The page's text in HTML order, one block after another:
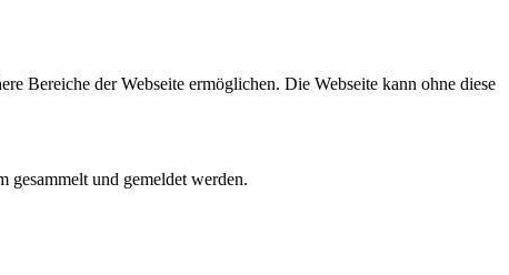
Bereiche der Webseite ermöglichen. Die Webseite kann ohne diese
gesammelt und gemeldet werden.